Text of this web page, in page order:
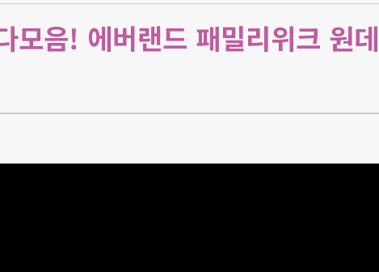
모음! 에버랜드 패밀리위크 원